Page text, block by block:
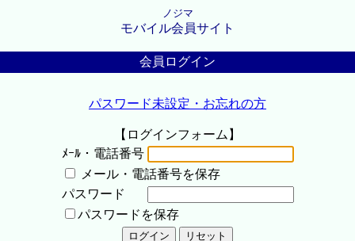
ノジマ
モバイル会員サイト
会員ログイン
パスワード未設定・お忘れの方
【ログインフォーム】
ﾒｰﾙ・電話番号
メール・電話番号を保存
パスワード
パスワードを保存